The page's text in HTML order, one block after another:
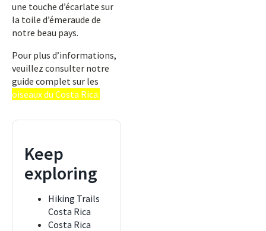
une touche d’écarlate sur
la toile d’émeraude de
notre beau pays.
Pour plus d’informations,
veuillez consulter notre
guide complet sur les
oiseaux du Costa Rica.
Keep
exploring
Hiking Trails
Costa Rica
Costa Rica